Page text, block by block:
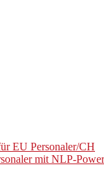
EU Personaler/CH
mit NLP-